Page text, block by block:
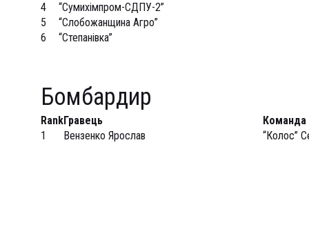
4
“Сумихімпром-СДПУ-2”
5
“Слобожанщина Агро”
6
“Степанівка”
Бомбардир
RankГравець
Команда
1
Вензенко Ярослав “Колос”